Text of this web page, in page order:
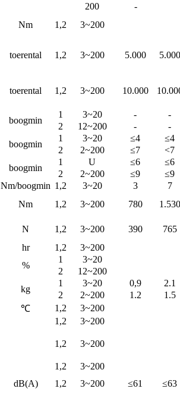
200
-
Nm 1,2
3~200
toerental 1,2 3~200 5.000 5.000
toerental 1,2 3~200 10.000
boogmin
1 3~20 -
-
2
12~200 -
-
boogmin
1 3~20 ≤4
≤4
2
2~200 ≤7
<7
boogmin
1 U ≤6
≤6
2
2~200 ≤9
≤9
Nm/boogmin 1,2 3~20 3
7
Nm 1,2 3~200 780
1.530
N 1,2 3~200 390
765
hr 1,2
3~200
%
1
3~20
2
12~200
kg
1 3~20 0,9
2.1
2
2~200 1.2
1.5
℃ 1,2
3~200
1,2
3~200
1,2 3~200
1,2
3~200
dB(A) 1,2 3~200 ≤61 ≤63